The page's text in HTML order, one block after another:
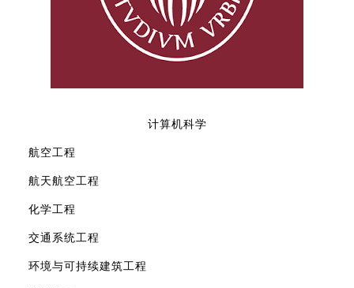
计算机科学
航空工程
航天航空工程
化学工程
交通系统工程
环境与可持续建筑工程